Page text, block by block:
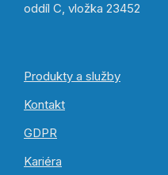
oddíl C, vložka 23452
Produkty a služby
Kontakt
GDPR
Kariéra